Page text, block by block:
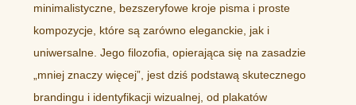
minimalistyczne, bezszeryfowe kroje pisma i proste
kompozycje, które są zarówno eleganckie, jak i
uniwersalne. Jego filozofia, opierająca się na zasadzie
„mniej znaczy więcej”, jest dziś podstawą skutecznego
brandingu i identyfikacji wizualnej, od plakatów